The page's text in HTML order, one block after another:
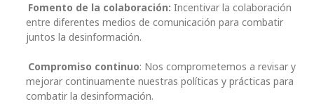
Fomento de la colaboración: Incentivar la colaboración
entre diferentes medios de comunicación para combatir
juntos la desinformación.
Compromiso continuo: Nos comprometemos a revisar y
mejorar continuamente nuestras políticas y prácticas para
combatir la desinformación.